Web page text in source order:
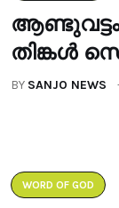
തിങ്കൾ
BY SANJO NEWS
WORD OF GOD